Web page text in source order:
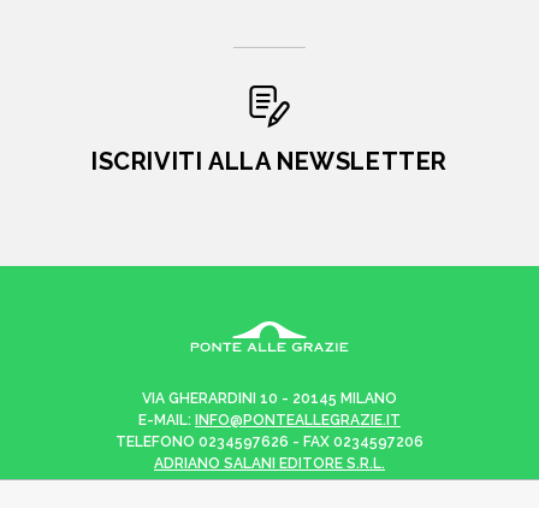
ISCRIVITI ALLA NEWSLETTER
VIA GHERARDINI 10 - 20145 MILANO
E-MAIL:
INFO@PONTEALLEGRAZIE.IT
TELEFONO 0234597626 - FAX 0234597206
ADRIANO SALANI EDITORE S.R.L.
P. IVA12630510159